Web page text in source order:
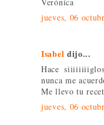
jueves, 06
Isabel dijo...
Hace
nunca me
Me llevo tu
jueves, 06